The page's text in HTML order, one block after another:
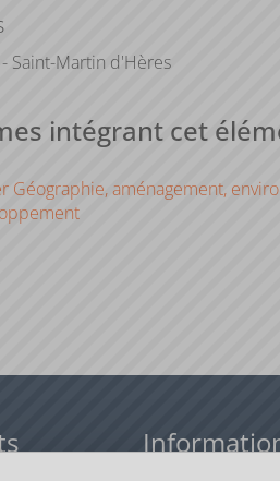
Saint-Martin d'Hères
intégrant cet
Géographie, aménagement,